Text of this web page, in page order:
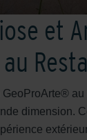
et
GeoProArte®
dimension.